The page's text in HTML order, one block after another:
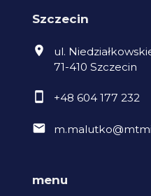
Szczecin
ul.
71-410 Szczecin
+48 604 177 232
menu